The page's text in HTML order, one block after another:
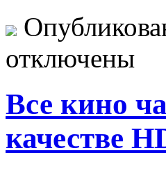
отключены
Все кино
качестве